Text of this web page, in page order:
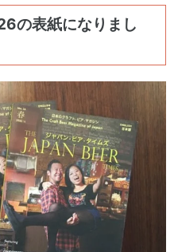
の表紙になりまし